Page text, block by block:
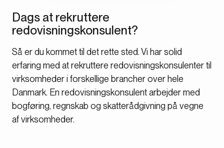
Dags at rekruttere
redovisningskonsulent?
Så er du kommet til det rette sted. Vi har solid
erfaring med at rekruttere redovisningskonsulenter til
virksomheder i forskellige brancher over hele
Danmark. En redovisningskonsulent arbejder med
bogføring, regnskab og skatterådgivning på vegne
af virksomheder.